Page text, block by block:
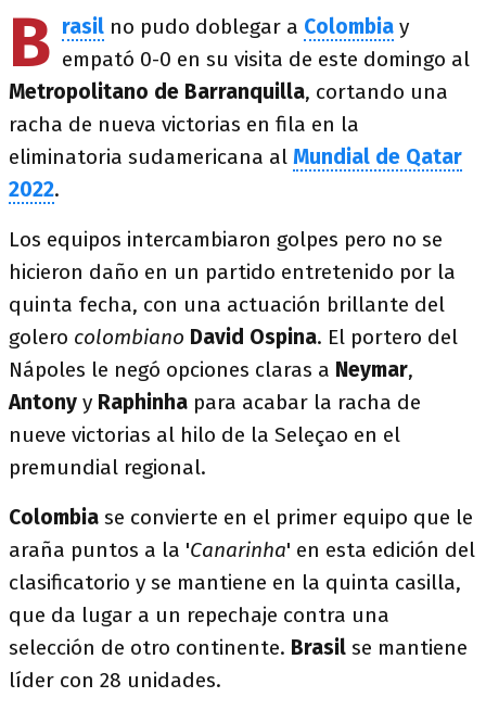
B rasil no pudo doblegar a Colombia y
empató 0-0 en su visita de este domingo al
Metropolitano de Barranquilla, cortando una
racha de nueva victorias en fila en la
eliminatoria sudamericana al Mundial de Qatar
2022.
Los equipos intercambiaron golpes pero no se
hicieron daño en un partido entretenido por la
quinta fecha, con una actuación brillante del
golero colombiano David Ospina. El portero del
Nápoles le negó opciones claras a Neymar,
Antony y Raphinha para acabar la racha de
nueve victorias al hilo de la Seleçao en el
premundial regional.
Colombia se convierte en el primer equipo que le
araña puntos a la 'Canarinha' en esta edición del
clasificatorio y se mantiene en la quinta casilla,
que da lugar a un repechaje contra una
selección de otro continente. Brasil se mantiene
líder con 28 unidades.